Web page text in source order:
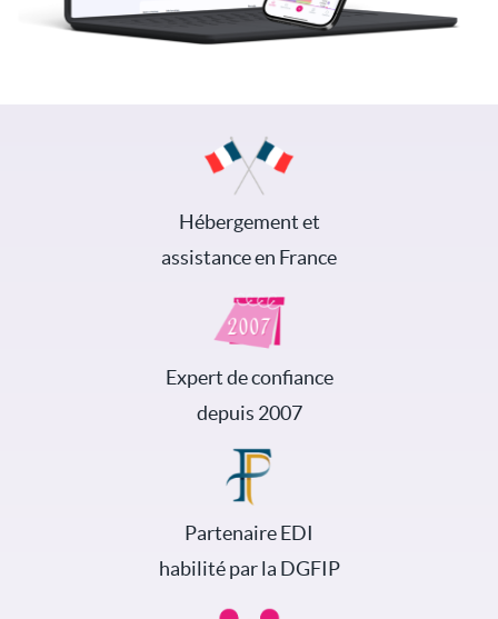
Hébergement et
assistance en France
Expert de confiance
depuis 2007
Partenaire EDI
habilité par la DGFIP